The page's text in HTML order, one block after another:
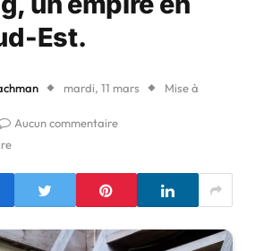
Est.
mardi, 11 mars Mise à
Aucun commentaire